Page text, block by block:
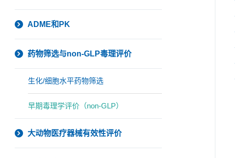
ADME和PK
药物筛选与non-GLP毒理评价
生化/细胞水平药物筛选
早期毒理学评价（non-GLP）
大动物医疗器械有效性评价